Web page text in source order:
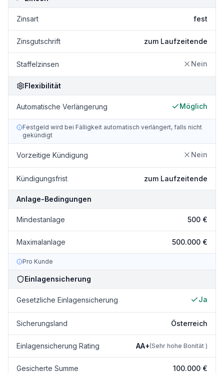
Zinsart fest
Zinsgutschrift zum Laufzeitende
Staffelzinsen Nein
Flexibilität
Automatische Verlängerung Möglich
Festgeld wird bei Fälligkeit automatisch verlängert, falls nicht
gekündigt
Vorzeitige Kündigung Nein
Kündigungsfrist zum Laufzeitende
Anlage-Bedingungen
Mindestanlage 500 €
Maximalanlage 500.000 €
Pro Kunde
Einlagensicherung
Gesetzliche Einlagensicherung Ja
Sicherungsland Österreich
Einlagensicherung Rating AA+(Sehr hohe Bonität )
Gesicherte Summe 100.000 €